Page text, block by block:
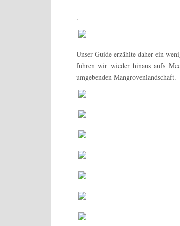
.
Unser Guide erzählte daher ein
fuhren wir wieder hinaus aufs
umgebenden Mangrovenlandschaft.